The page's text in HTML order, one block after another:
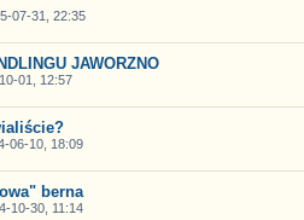
07-31, 22:35
JAWORZNO
01, 12:57
06-10, 18:09
berna
10-30, 11:14